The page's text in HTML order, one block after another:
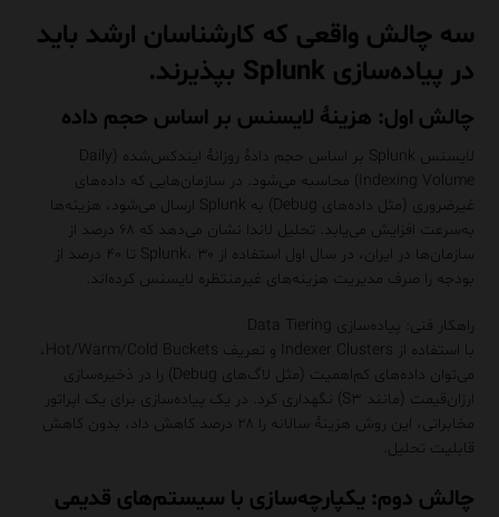
سه چالش واقعی که کارشناسان ارشد باید
در پیاده‌سازی Splunk بپذیرند.
چالش اول: هزینهٔ لایسنس بر اساس حجم داده
لایسنس Splunk بر اساس حجم دادهٔ روزانهٔ ایندکس‌شده (Daily
Indexing Volume) محاسبه می‌شود. در سازمان‌هایی که داده‌های
غیرضروری (مثل داده‌های Debug) به Splunk ارسال می‌شود، هزینه‌ها
به‌سرعت افزایش می‌یابد. تحلیل لاندا نشان می‌دهد که ۶۸ درصد از
سازمان‌ها در ایران، در سال اول استفاده از Splunk، ۳۰ تا ۴۰ درصد از
بودجه را صرف مدیریت هزینه‌های غیرمنتظره لایسنس کرده‌اند.
راهکار فنی: پیاده‌سازی Data Tiering
با استفاده از Indexer Clusters و تعریف Hot/Warm/Cold Buckets،
می‌توان داده‌های کم‌اهمیت (مثل لاگ‌های Debug) را در ذخیره‌سازی
ارزان‌قیمت (مانند S۳) نگهداری کرد. در یک پیاده‌سازی برای یک اپراتور
مخابراتی، این روش هزینهٔ سالانه را ۲۸ درصد کاهش داد، بدون کاهش
قابلیت تحلیل.
چالش دوم: یکپارچه‌سازی با سیستم‌های قدیمی